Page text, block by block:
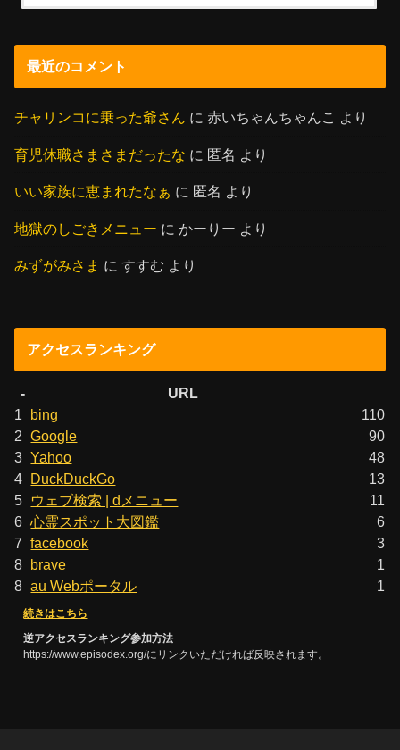
最近のコメント
チャリンコに乗った爺さん に赤いちゃんちゃんこ より
育児休職さまさまだったな に 匿名 より
いい家族に恵まれたなぁ に 匿名 より
地獄のしごきメニュー にかーりー より
みずがみさま にすすむ より
アクセスランキング
-
URL
1
bing
110
2 Google
90
3 Yahoo
48
4 DuckDuckGo
13
5
ウェブ検索 | dメニュー
11
6 心霊スポット大図鑑
6
7 facebook
3
8 brave
1
8 au Webポータル 1
続きはこちら
逆アクセスランキング参加方法
https://www.episodex.org/にリンクいただければ反映されます。